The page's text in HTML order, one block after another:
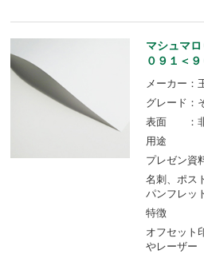
マシュマ
０９１＜
メーカー：
グレード：
表面 ：
用途
プレゼン資
名刺、ポス
パンフレッ
特徴
オフセット
やレーザー